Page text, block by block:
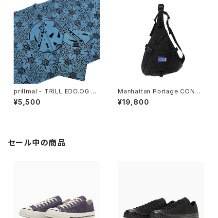
prillmal - TRILL EDO.OG 手
拭い
¥5,500
Manhattan Portage CONNE
CT - J-Bag CONNECT
¥19,800
セール中の商品